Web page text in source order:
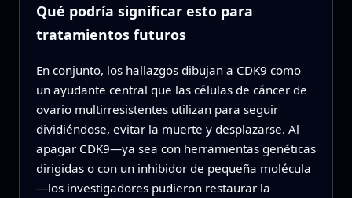
Qué podría significar esto para
tratamientos futuros
En conjunto, los hallazgos dibujan a CDK9 como
un ayudante central que las células de cáncer de
ovario multirresistentes utilizan para seguir
dividiéndose, evitar la muerte y desplazarse. Al
apagar CDK9—ya sea con herramientas genéticas
dirigidas o con un inhibidor de pequeña molécula
—los investigadores pudieron restaurar la